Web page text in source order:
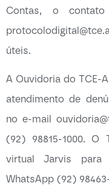
Contas, o
úteis.
A Ouvidoria do TCE-
atendimento de
no e-mail
(92) 98815-1000. O
virtual Jarvis
WhatsApp (92)